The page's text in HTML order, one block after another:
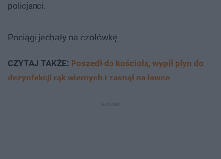
policjanci.
Pociągi jechały na czołówkę
CZYTAJ TAKŻE: Poszedł do kościoła, wypił płyn do
dezynfekcji rąk wiernych i zasnął na ławce